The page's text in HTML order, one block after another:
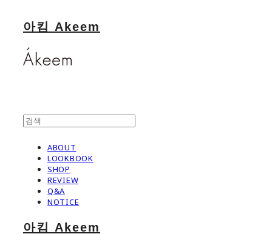
아킴 Akeem
ABOUT
LOOKBOOK
SHOP
REVIEW
Q&A
NOTICE
아킴 Akeem